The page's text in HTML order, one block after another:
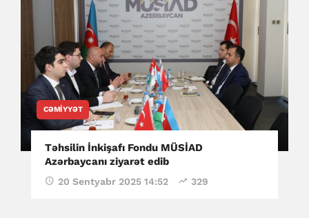
CƏMIYYƏT
Təhsilin İnkişafı Fondu MÜSİAD
Azərbaycanı ziyarət edib
20 Sentyabr 2025 14:52 329